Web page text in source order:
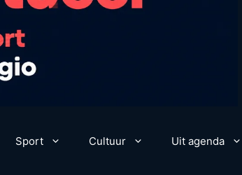
Sport Cultuur Uit agenda